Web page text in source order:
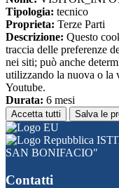
Tipologia: tecnico
Proprieta: Terze Parti
Descrizione: Questo
traccia delle preferenze
nei siti; può anche
utilizzando la nuova o la
Youtube.
Durata: 6 mesi
Accetta tutti Salva le
SAN BONIFACIO"
Contatti